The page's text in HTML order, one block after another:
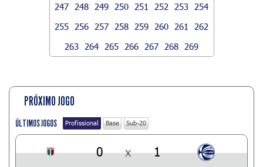
247
248 249 250 251 252 253
254
255
256 257 258 259 260 261
262
263
264 265 266 267 268 269
PRÓXIMO JOGO
ÚLTIMOS JOGOS Profissional Base Sub-20
0 x 1